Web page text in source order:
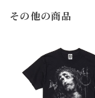
その他の商品